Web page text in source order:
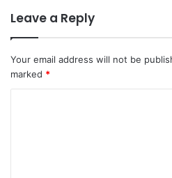
Leave a Reply
Your email address will not be
marked *